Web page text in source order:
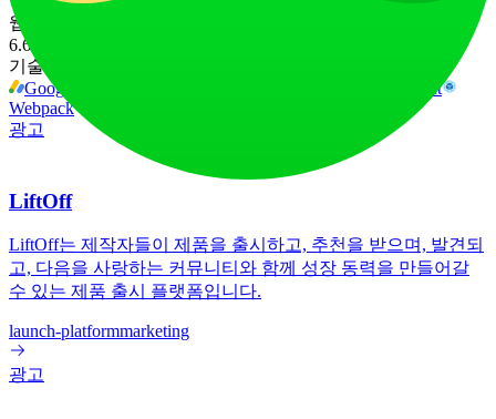
웹사이트 트래픽
6.6K
기술 스택
Google AdSense
React
Webpack
광고
LiftOff
LiftOff는 제작자들이 제품을 출시하고, 추천을 받으며, 발견되
고, 다음을 사랑하는 커뮤니티와 함께 성장 동력을 만들어갈
수 있는 제품 출시 플랫폼입니다.
launch-platformmarketing
광고